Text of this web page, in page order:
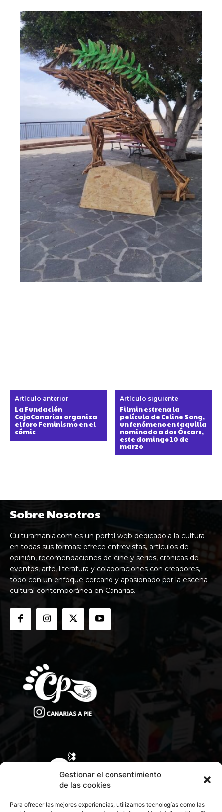
Gestionar el consentimiento
de las cookies
Para ofrecer las mejores experiencias, utilizamos tecnologías como las
Artículo anterior
La Fundación
CajaCanarias organiza
el foro Feminismo en el
cómic
Artículo siguiente
Filmin estrena la
película de Celine Song,
un fenómeno en taquilla
nominado a dos Óscars,
este domingo 10 de
marzo
Sobre Nosotros
Culturamania.com es un portal web dedicado a la cultura
en todas sus formas: ofrece entrevistas, artículos de
opinión, recomendaciones de cine y series, crónicas de
eventos, arte, literatura y colaboraciones con creadores,
todo con un enfoque cercano y apasionado por la escena
cultural contemporánea en Canarias.